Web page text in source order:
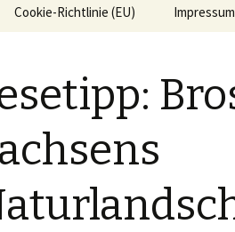
Cookie-Richtlinie (EU) Impressum